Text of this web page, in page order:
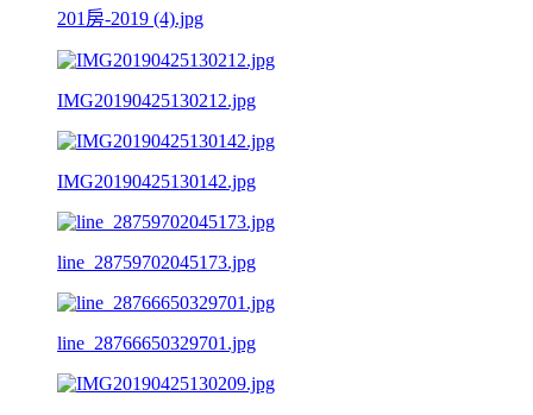
201房-2019 (4).jpg
IMG20190425130212.jpg
IMG20190425130142.jpg
line_28759702045173.jpg
line_28766650329701.jpg